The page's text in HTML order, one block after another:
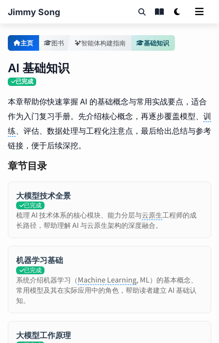
Jimmy Song
主页 图书 智能体构建指南 基础知识
AI 基础知识
已完成
本章帮助你快速掌握 AI 的基础概念与常用实战要点，适合
作为入门复习手册。先介绍核心概念，再逐步覆盖模型、 训
练 、评估、数据处理与工程化注意点，最后给出总结与参考
链接，便于后续深挖。
章节目录
大模型技术全景
已完成
梳理 AI 技术体系的核心模块、能力分层与云原生工程师的成
长路径，帮助理解 AI 与云原生架构的深度融合。
机器学习基础
已完成
系统介绍机器学习（Machine Learning, ML）的基本概念、
常用模型及其在实际应用中的角色，帮助读者建立 AI 基础认
知。
大模型工作原理